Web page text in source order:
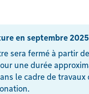
en septembre
sera fermé à partir
une durée
le cadre de travaux